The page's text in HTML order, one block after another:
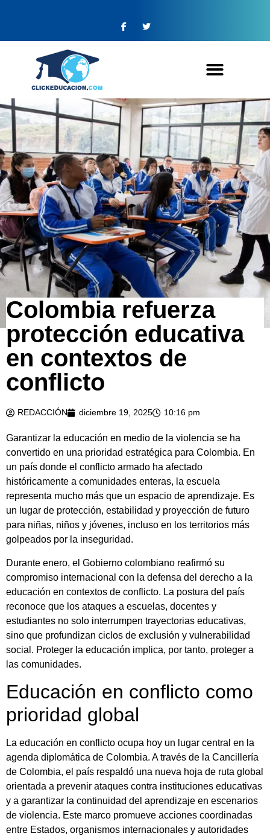
Colombia refuerza
protección educativa
en contextos de
conflicto
REDACCIÓN diciembre 19, 2025 10:16 pm
Garantizar la educación en medio de la violencia se ha
convertido en una prioridad estratégica para Colombia. En
un país donde el conflicto armado ha afectado
históricamente a comunidades enteras, la escuela
representa mucho más que un espacio de aprendizaje. Es
un lugar de protección, estabilidad y proyección de futuro
para niñas, niños y jóvenes, incluso en los territorios más
golpeados por la inseguridad.
Durante enero, el Gobierno colombiano reafirmó su
compromiso internacional con la defensa del derecho a la
educación en contextos de conflicto. La postura del país
reconoce que los ataques a escuelas, docentes y
estudiantes no solo interrumpen trayectorias educativas,
sino que profundizan ciclos de exclusión y vulnerabilidad
social. Proteger la educación implica, por tanto, proteger a
las comunidades.
Educación en conflicto como
prioridad global
La educación en conflicto ocupa hoy un lugar central en la
agenda diplomática de Colombia. A través de la Cancillería
de Colombia, el país respaldó una nueva hoja de ruta global
orientada a prevenir ataques contra instituciones educativas
y a garantizar la continuidad del aprendizaje en escenarios
de violencia. Este marco promueve acciones coordinadas
entre Estados, organismos internacionales y autoridades